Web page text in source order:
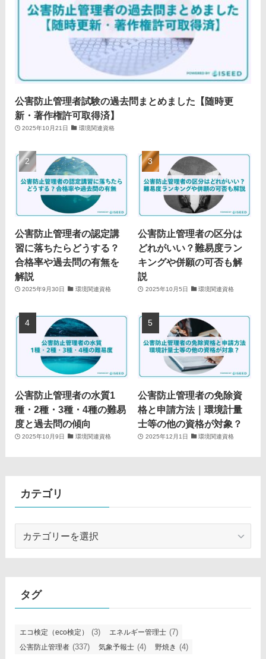
公害防止管理者試験の過去問まとめました【随時更
新・著作権許可取得済】
2025年10月21日 環境関連資格
公害防止管理者の認定講
習に落ちたらどうする？
合格率や過去問の有無を
解説
2025年9月30日 環境関連資格
公害防止管理者の区分は
どれがいい？難易度ラン
キングや併願の可否も解
説
2025年10月5日 環境関連資格
公害防止管理者の水質1
種・2種・3種・4種の難易
度と過去問の傾向
2025年10月9日 環境関連資格
公害防止管理者の免除資
格と申請方法｜環境計量
士等の他の資格が対象？
2025年12月1日 環境関連資格
カテゴリ
タグ
エコ検定（eco検定） (3) エネルギー管理士 (7)
公害防止管理者 (337) 気象予報士 (4) 野焼き (4)